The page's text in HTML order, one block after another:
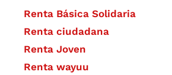
Renta Básica Solidaria
Renta ciudadana
Renta Joven
Renta wayuu